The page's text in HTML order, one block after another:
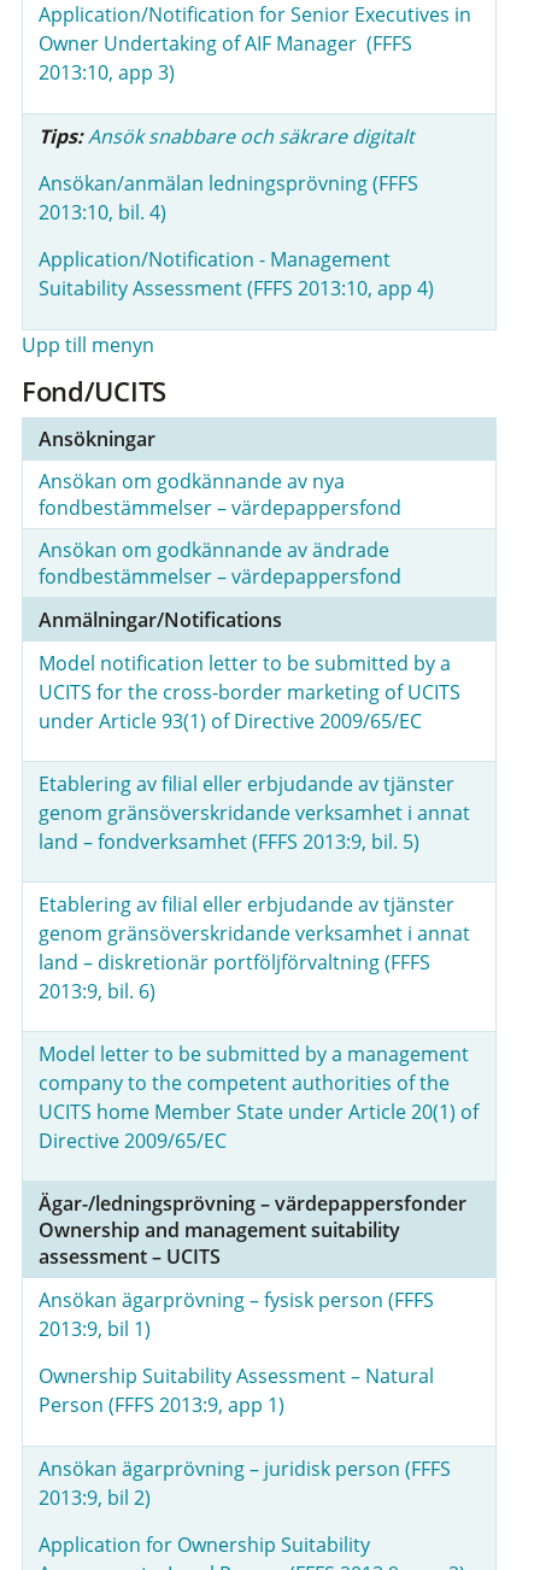
Application/Notification for Senior Executives in
Owner Undertaking of AIF Manager (FFFS
2013:10, app 3)
Tips:Ansök snabbare och säkrare digitalt
Ansökan/anmälan ledningsprövning (FFFS
2013:10, bil. 4)
Application/Notification - Management
Suitability Assessment (FFFS 2013:10, app 4)
Upp till menyn
Fond/UCITS
Ansökningar
Ansökan om godkännande av nya
fondbestämmelser – värdepappersfond
Ansökan om godkännande av ändrade
fondbestämmelser – värdepappersfond
Anmälningar/Notifications
Model notification letter to be submitted by a
UCITS for the cross-border marketing of UCITS
under Article 93(1) of Directive 2009/65/EC
Etablering av filial eller erbjudande av tjänster
genom gränsöverskridande verksamhet i annat
land – fondverksamhet (FFFS 2013:9, bil. 5)
Etablering av filial eller erbjudande av tjänster
genom gränsöverskridande verksamhet i annat
land – diskretionär portföljförvaltning (FFFS
2013:9, bil. 6)
Model letter to be submitted by a management
company to the competent authorities of the
UCITS home Member State under Article 20(1) of
Directive 2009/65/EC
Ägar-/ledningsprövning – värdepappersfonder
Ownership and management suitability
assessment – UCITS
Ansökan ägarprövning – fysisk person (FFFS
2013:9, bil 1)
Ownership Suitability Assessment – Natural
Person (FFFS 2013:9, app 1)
Ansökan ägarprövning – juridisk person (FFFS
2013:9, bil 2)
Application for Ownership Suitability